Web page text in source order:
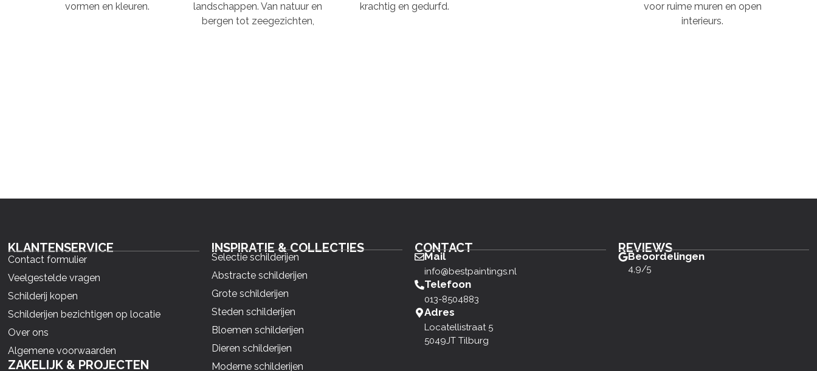
vormen en kleuren.
landschappen. Van natuur en
bergen tot zeegezichten,
krachtig en gedurfd.
voor ruime muren en open
interieurs.
KLANTENSERVICE
Contact formulier
Veelgestelde vragen
Schilderij kopen
Schilderijen bezichtigen op locatie
Over ons
Algemene voorwaarden
ZAKELIJK & PROJECTEN
INSPIRATIE & COLLECTIES
Selectie schilderijen
Abstracte schilderijen
Grote schilderijen
Steden schilderijen
Bloemen schilderijen
Dieren schilderijen
Moderne schilderijen
CONTACT
Mail
info@bestpaintings.nl
Telefoon
013-8504883
Adres
Locatellistraat 5
5049JT Tilburg
REVIEWS
Beoordelingen
4,9/5